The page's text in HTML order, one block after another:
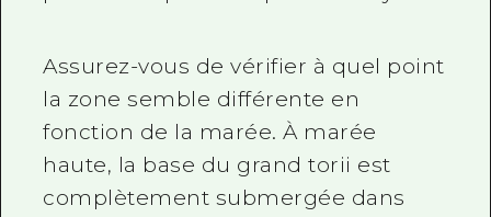
Assurez-vous de vérifier à quel point
la zone semble différente en
fonction de la marée. À marée
haute, la base du grand torii est
complètement submergée dans